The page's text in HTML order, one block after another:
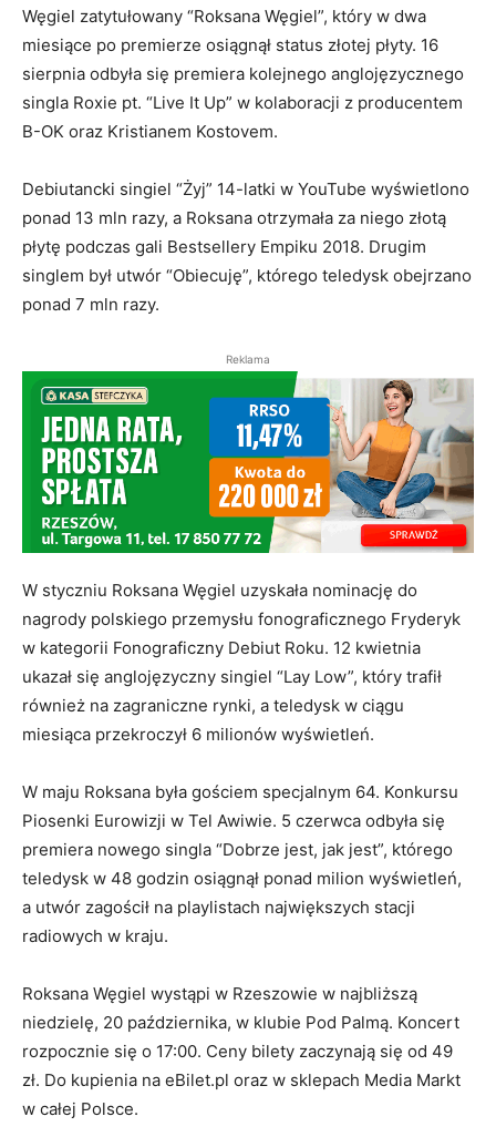
Węgiel zatytułowany “Roksana Węgiel”, który w dwa
miesiące po premierze osiągnął status złotej płyty. 16
sierpnia odbyła się premiera kolejnego anglojęzycznego
singla Roxie pt. “Live It Up” w kolaboracji z producentem
B-OK oraz Kristianem Kostovem.
Debiutancki singiel “Żyj” 14-latki w YouTube wyświetlono
ponad 13 mln razy, a Roksana otrzymała za niego złotą
płytę podczas gali Bestsellery Empiku 2018. Drugim
singlem był utwór “Obiecuję”, którego teledysk obejrzano
ponad 7 mln razy.
Reklama
W styczniu Roksana Węgiel uzyskała nominację do
nagrody polskiego przemysłu fonograficznego Fryderyk
w kategorii Fonograficzny Debiut Roku. 12 kwietnia
ukazał się anglojęzyczny singiel “Lay Low”, który trafił
również na zagraniczne rynki, a teledysk w ciągu
miesiąca przekroczył 6 milionów wyświetleń.
W maju Roksana była gościem specjalnym 64. Konkursu
Piosenki Eurowizji w Tel Awiwie. 5 czerwca odbyła się
premiera nowego singla “Dobrze jest, jak jest”, którego
teledysk w 48 godzin osiągnął ponad milion wyświetleń,
a utwór zagościł na playlistach największych stacji
radiowych w kraju.
Roksana Węgiel wystąpi w Rzeszowie w najbliższą
niedzielę, 20 października, w klubie Pod Palmą. Koncert
rozpocznie się o 17:00. Ceny bilety zaczynają się od 49
zł. Do kupienia na eBilet.pl oraz w sklepach Media Markt
w całej Polsce.